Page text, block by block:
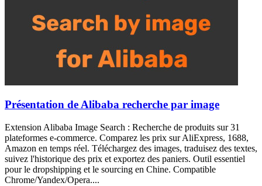
Présentation de Alibaba recherche par image
Extension Alibaba Image Search : Recherche de produits sur 31
plateformes e-commerce. Comparez les prix sur AliExpress, 1688,
Amazon en temps réel. Téléchargez des images, traduisez des textes,
suivez l'historique des prix et exportez des paniers. Outil essentiel
pour le dropshipping et le sourcing en Chine. Compatible
Chrome/Yandex/Opera....